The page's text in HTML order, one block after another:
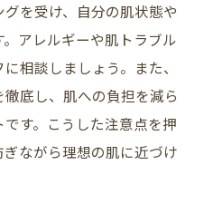
知るべき選び方の基準
理想の素肌を手に入れ
を受け、自分の肌状態や
アレルギーや肌トラブル
相談しましょう。また、
底し、肌への負担を減ら
す。こうした注意点を押
ながら理想の肌に近づけ